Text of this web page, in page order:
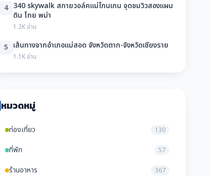
4 340 skywalk สกายวอล์คแม่โกนเกน จุดชมวิวสองแผน
ดิน ไทย พม่า
1.2K อ่าน
5 เส้นทางจากอำเภอแม่สอด จังหวัดตาก-จังหวัดเชียงราย
1.1K อ่าน
หมวดหมู่
ท่องเที่ยว 130
ที่พัก 57
ร้านอาหาร 367